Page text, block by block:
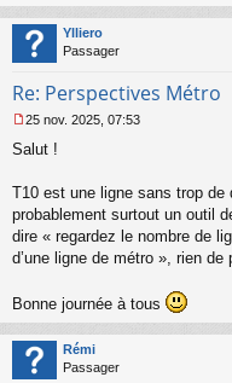
Ylliero
Passager
Re: Perspectives Métro
e
s
g
e
n
l
u
25 nov. 2025, 07:53
Salut !
T10 est une ligne sans trop de
probablement surtout un outil
dire « regardez le nombre de
d’une ligne de métro », rien de
Bonne journée à tous
Rémi
Passager